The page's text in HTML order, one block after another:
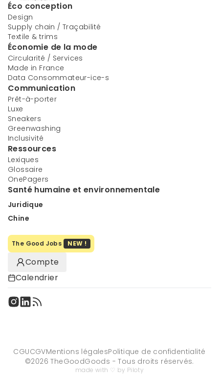
Éco conception
Design
Supply chain / Traçabilité
Textile & trims
Économie de la mode
Circularité / Services
Made in France
Data Consommateur-ice-s
Communication
Prêt-à-porter
Luxe
Sneakers
Greenwashing
Inclusivité
Ressources
Lexiques
Glossaire
OnePagers
Santé humaine et environnementale
Juridique
Chine
The Good Jobs NEW !
Compte
Calendrier
CGUCGVMentions légalesPolitique de confidentialité
©2026 TheGoodGoods - Tous droits réservés.
made with ♡ by Piloty